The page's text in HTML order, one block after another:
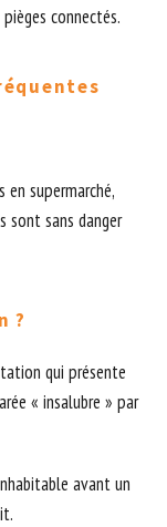
connectés.
supermarché,
sont sans danger
?
qui présente
« insalubre » par
avant un